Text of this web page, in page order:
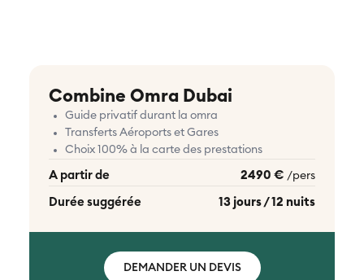
Combine Omra Dubai
Guide privatif durant la omra
Transferts Aéroports et Gares
Choix 100% à la carte des prestations
A partir de 2490 € /pers
Durée suggérée 13 jours / 12 nuits
DEMANDER UN DEVIS